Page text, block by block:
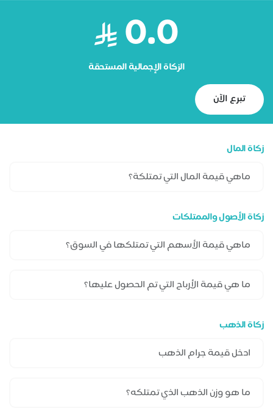
0.0
الزكاة الإجمالية المستحقة
تبرع الآن
زكاة المال
زكاة الأصول والممتلكات
زكاة الذهب